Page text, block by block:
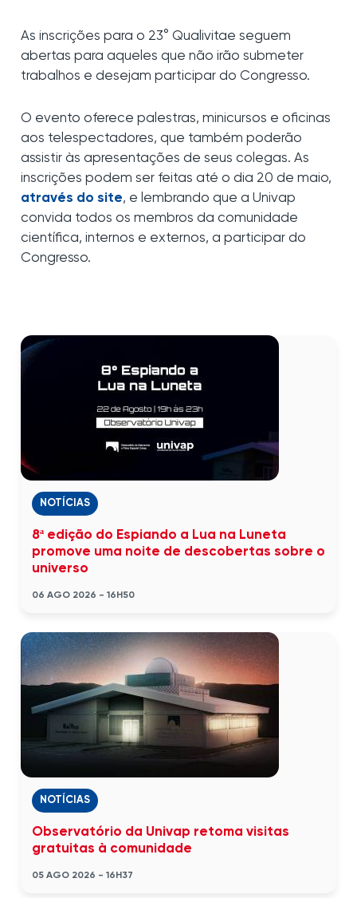
As inscrições para o 23° Qualivitae seguem
abertas para aqueles que não irão submeter
trabalhos e desejam participar do Congresso.
O evento oferece palestras, minicursos e oficinas
aos telespectadores, que também poderão
assistir às apresentações de seus colegas. As
inscrições podem ser feitas até o dia 20 de maio,
através do site, e lembrando que a Univap
convida todos os membros da comunidade
científica, internos e externos, a participar do
Congresso.
NOTÍCIAS
8ª edição do Espiando a Lua na Luneta
promove uma noite de descobertas sobre o
universo
06 AGO 2026 - 16H50
NOTÍCIAS
Observatório da Univap retoma visitas
gratuitas à comunidade
05 AGO 2026 - 16H37